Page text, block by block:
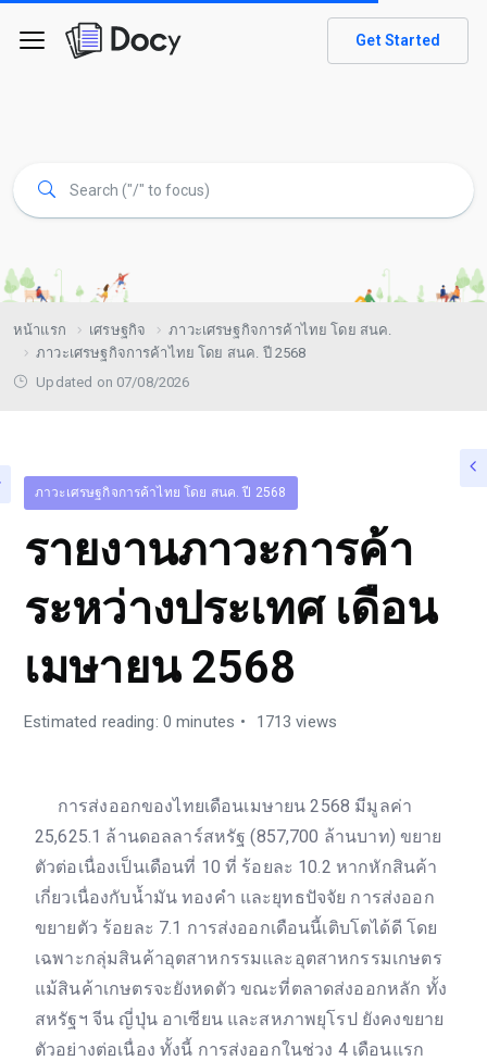
Get Started
หน้าแรก เศรษฐกิจ
ภาวะเศรษฐกิจการค้าไทย โดย สนค.
ภาวะเศรษฐกิจการค้าไทย โดย สนค. ปี 2568
Updated on 07/08/2026
ภาวะเศรษฐกิจการค้าไทย โดย สนค. ปี 2568
รายงานภาวะการค้า
ระหว่างประเทศ เดือน
เมษายน 2568
Estimated reading: 0 minutes 1713 views
การส่งออกของไทยเดือนเมษายน 2568 มีมูลค่า
25,625.1 ล้านดอลลาร์สหรัฐ (857,700 ล้านบาท) ขยาย
ตัวต่อเนื่องเป็นเดือนที่ 10 ที่ ร้อยละ 10.2 หากหักสินค้า
เกี่ยวเนื่องกับน้ำมัน ทองคำ และยุทธปัจจัย การส่งออก
ขยายตัว ร้อยละ 7.1 การส่งออกเดือนนี้เติบโตได้ดี โดย
เฉพาะกลุ่มสินค้าอุตสาหกรรมและอุตสาหกรรมเกษตร
แม้สินค้าเกษตรจะยังหดตัว ขณะที่ตลาดส่งออกหลัก ทั้ง
สหรัฐฯ จีน ญี่ปุ่น อาเซียน และสหภาพยุโรป ยังคงขยาย
ตัวอย่างต่อเนื่อง ทั้งนี้ การส่งออกในช่วง 4 เดือนแรก